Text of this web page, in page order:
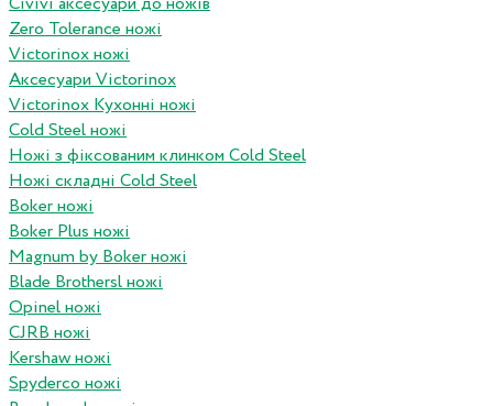
Zero Tolerance ножі
Victorinox ножі
Аксесуари Victorinox
Victorinox Кухонні ножі
Cold Steel ножі
Ножі з фіксованим клинком Cold Steel
Ножі складні Cold Steel
Boker ножі
Boker Plus ножі
Magnum by Boker ножі
Blade Brothersl ножі
Opinel ножі
CJRB ножі
Kershaw ножі
Spyderco ножі